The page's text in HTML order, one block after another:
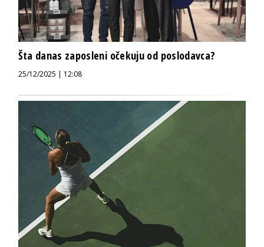
Šta danas zaposleni očekuju od poslodavca?
25/12/2025 | 12:08